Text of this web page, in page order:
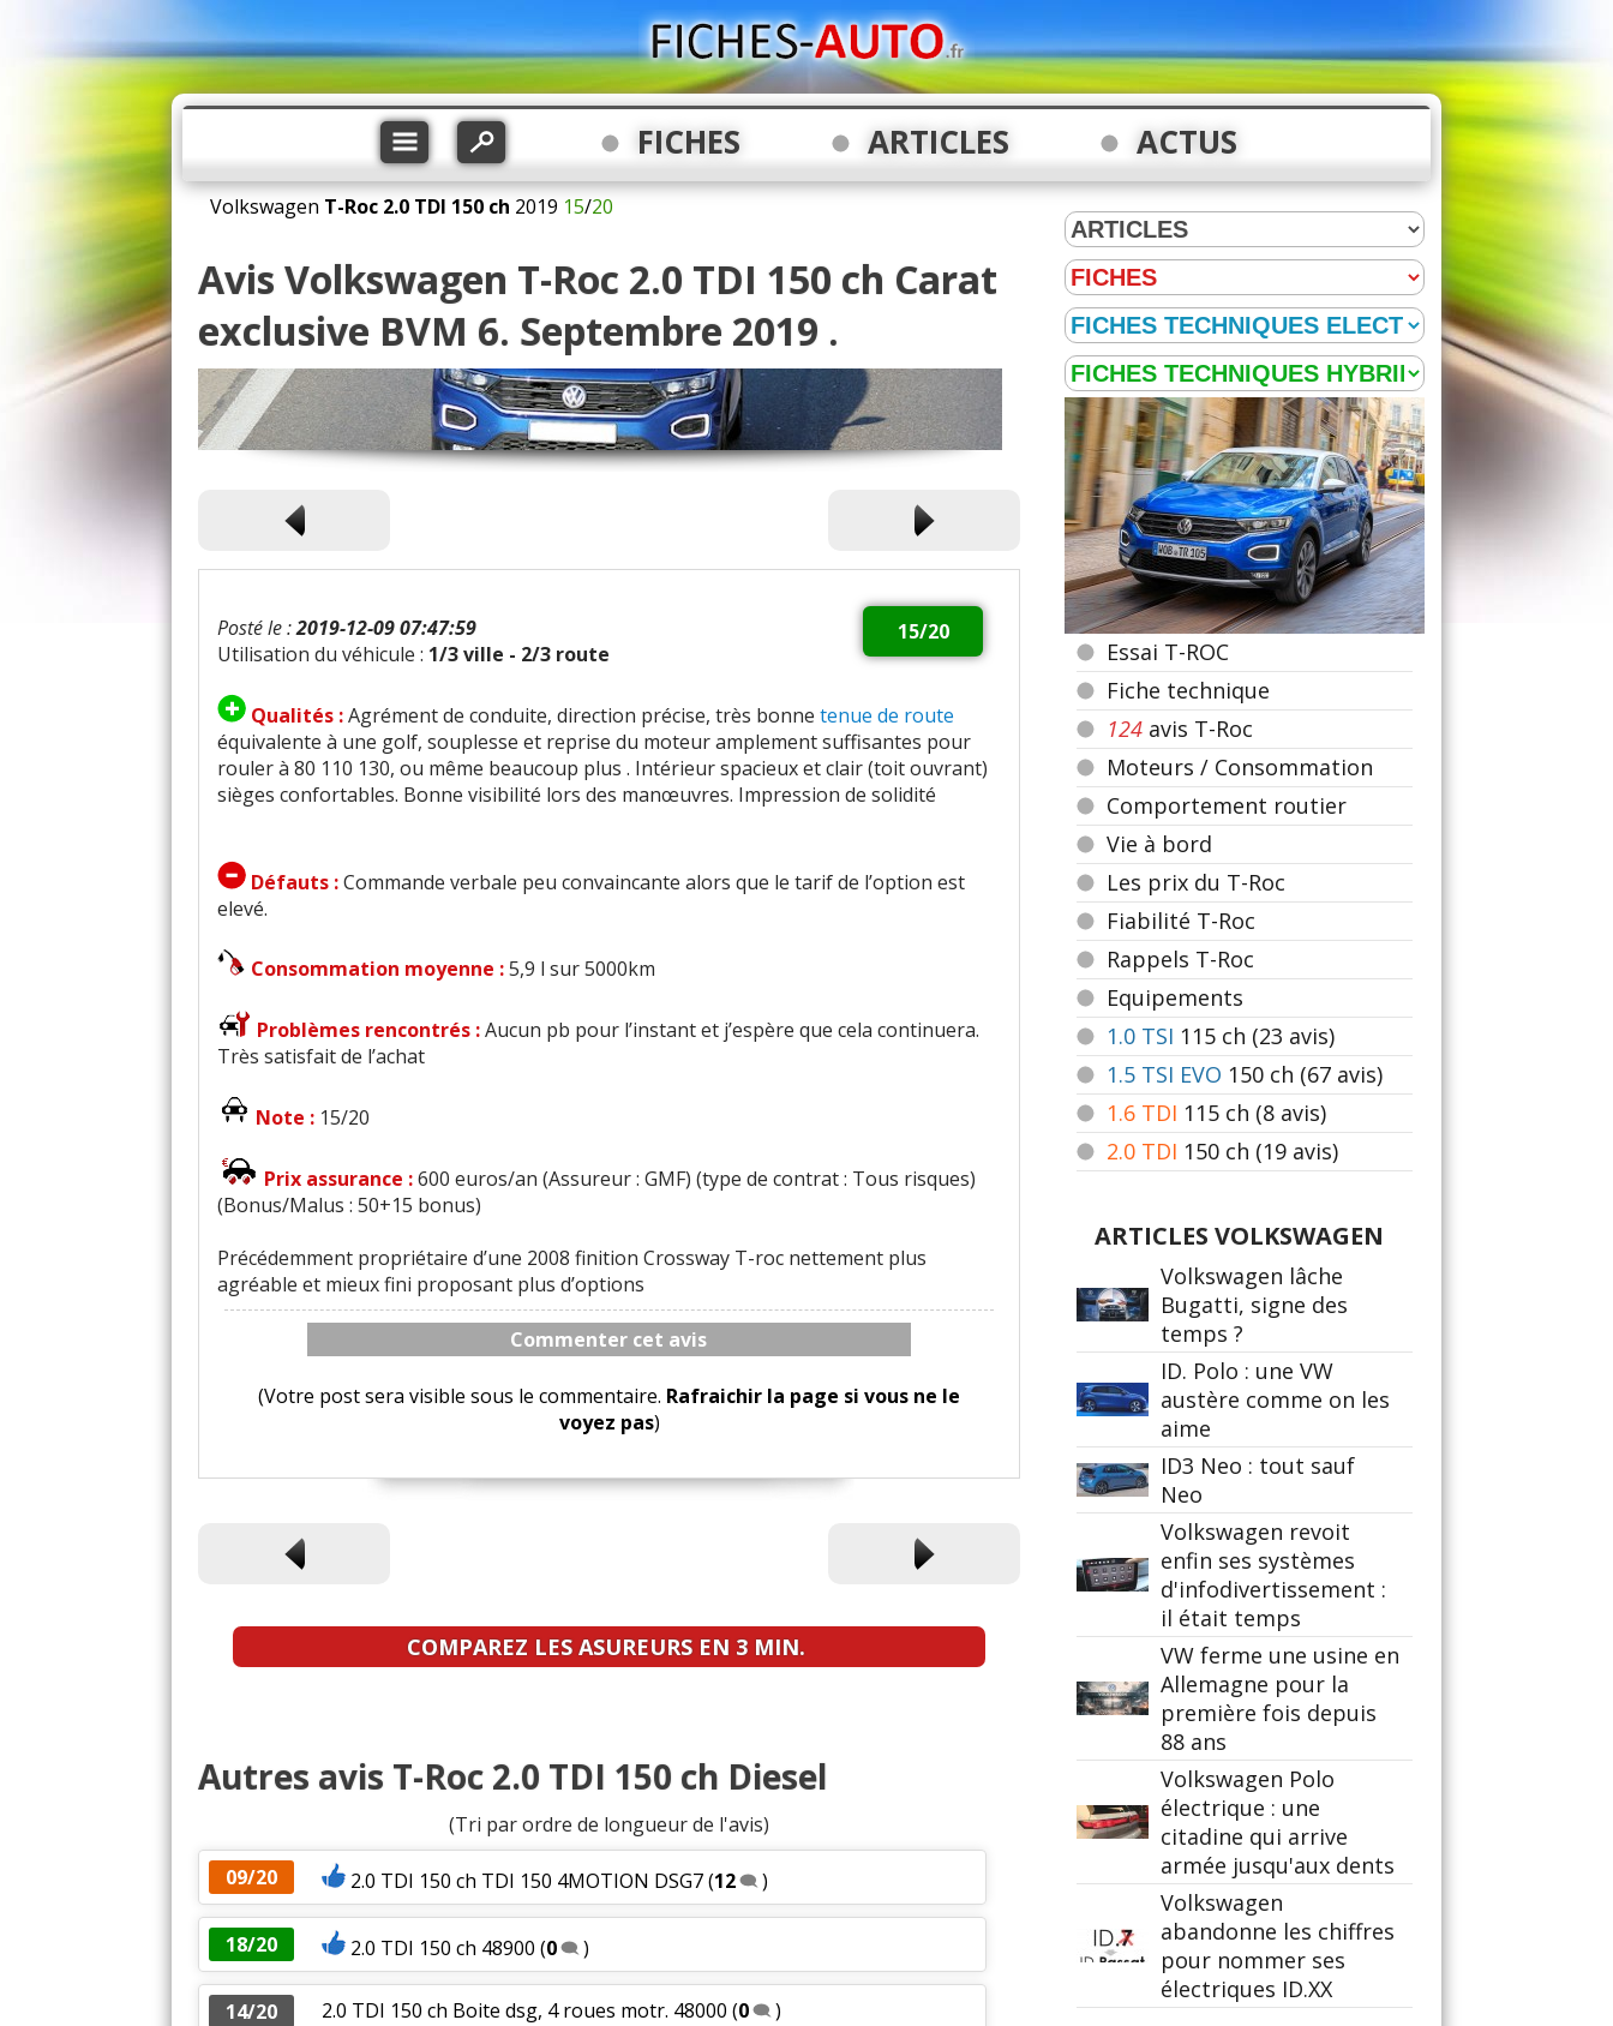
FICHES ARTICLES ACTUS
Volkswagen T-Roc 2.0 TDI 150 ch 2019 15/20
Avis Volkswagen T-Roc 2.0 TDI 150 ch Carat
exclusive BVM 6. Septembre 2019 .
15/20
Posté le :2019-12-09 07:47:59
Utilisation du véhicule : 1/3 ville - 2/3 route
Qualités :Agrément de conduite, direction précise, très bonne tenue de route
équivalente à une golf, souplesse et reprise du moteur amplement suffisantes pour
rouler à 80 110 130, ou même beaucoup plus . Intérieur spacieux et clair (toit ouvrant)
sièges confortables. Bonne visibilité lors des manœuvres. Impression de solidité
Défauts :Commande verbale peu convaincante alors que le tarif de l’option est
elevé.
Consommation moyenne :5,9 l sur 5000km
Problèmes rencontrés :Aucun pb pour l’instant et j’espère que cela continuera.
Très satisfait de l’achat
Note : 15/20
Prix assurance :600 euros/an (Assureur : GMF) (type de contrat : Tous risques)
(Bonus/Malus : 50+15 bonus)
Précédemment propriétaire d’une 2008 finition Crossway T-roc nettement plus
agréable et mieux fini proposant plus d’options
Commenter cet avis
(Votre post sera visible sous le commentaire. Rafraichir la page si vous ne le
voyez pas)
COMPAREZ LES ASUREURS EN 3 MIN.
Autres avis T-Roc 2.0 TDI 150 ch Diesel
(Tri par ordre de longueur de l'avis)
09/20
2.0 TDI 150 ch TDI 150 4MOTION DSG7(12 )
18/20 2.0 TDI 150 ch 48900 (0 )
14/20 2.0 TDI 150 ch Boite dsg, 4 roues motr. 48000 (0 )
Essai T-ROC
Fiche technique
124 avis T-Roc
Moteurs / Consommation
Comportement routier
Vie à bord
Les prix du T-Roc
Fiabilité T-Roc
Rappels T-Roc
Equipements
1.0 TSI 115 ch (23 avis)
1.5 TSI EVO 150 ch (67 avis)
1.6 TDI 115 ch (8 avis)
2.0 TDI 150 ch (19 avis)
ARTICLES VOLKSWAGEN
Volkswagen lâche
Bugatti, signe des
temps ?
ID. Polo : une VW
austère comme on les
aime
ID3 Neo : tout sauf
Neo
Volkswagen revoit
enfin ses systèmes
d'infodivertissement :
il était temps
VW ferme une usine en
Allemagne pour la
première fois depuis
88 ans
Volkswagen Polo
électrique : une
citadine qui arrive
armée jusqu'aux dents
Volkswagen
abandonne les chiffres
pour nommer ses
électriques ID.XX